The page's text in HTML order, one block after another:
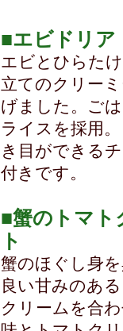
■エビドリア
エビとひらた
立てのクリー
げました。ご
ライスを採用
き目ができる
付きです。
■蟹のトマト
ト
蟹のほぐし身
良い甘みのあ
クリームを合